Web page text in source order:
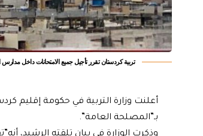
تربية كردستان تقرر تأجيل جميع الامتحانات داخل مدارس
أعلنت وزارة التربية في حكومة إقليم
بـ”المصلحة العامة”.